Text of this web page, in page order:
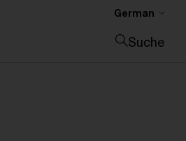
German
Suche